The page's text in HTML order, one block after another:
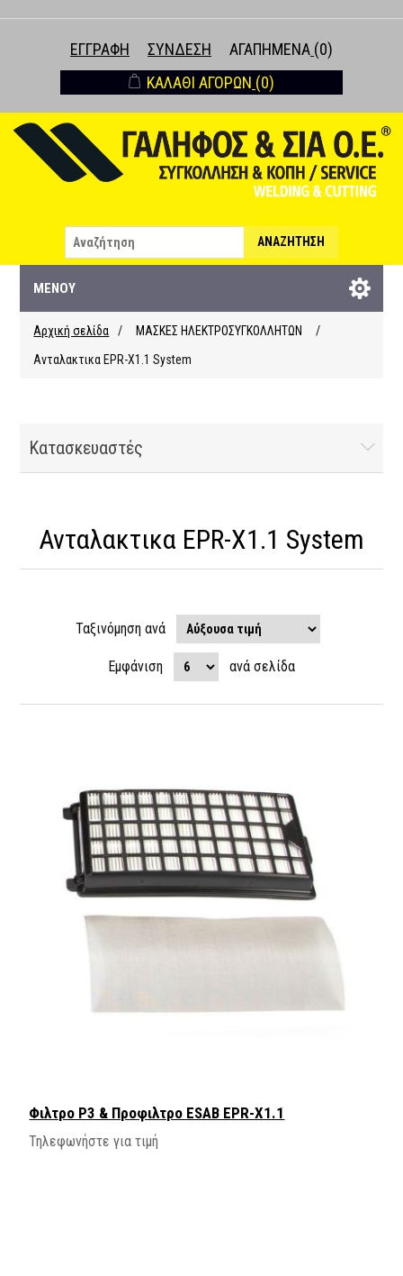
ΕΓΓΡΑΦΉ ΣΎΝΔΕΣΗ ΑΓΑΠΗΜΈΝΑ (0)
ΚΑΛΆΘΙ ΑΓΟΡΏΝ (0)
ΑΝΑΖΉΤΗΣΗ
ΜΕΝΟΎ
Αρχική σελίδα / ΜΑΣΚΕΣ ΗΛΕΚΤΡΟΣΥΓΚΟΛΛΗΤΩΝ
/
Ανταλακτικα EPR-X1.1 System
Κατασκευαστές
Ανταλακτικα EPR-X1.1 System
Ταξινόμηση ανά
Εμφάνιση ανά σελίδα
Φιλτρο P3 & Προφιλτρο ESAB EPR-X1.1
Τηλεφωνήστε για τιμή